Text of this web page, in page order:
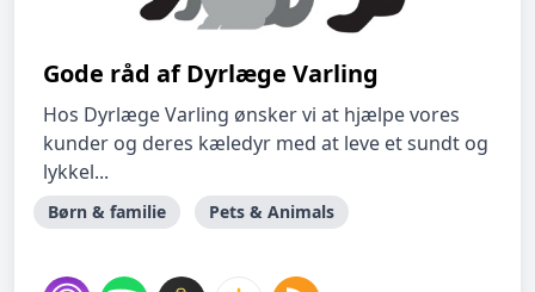
Gode råd af Dyrlæge Varling
Hos Dyrlæge Varling ønsker vi at hjælpe vores
kunder og deres kæledyr med at leve et sundt og
lykkel...
Børn & familie Pets & Animals